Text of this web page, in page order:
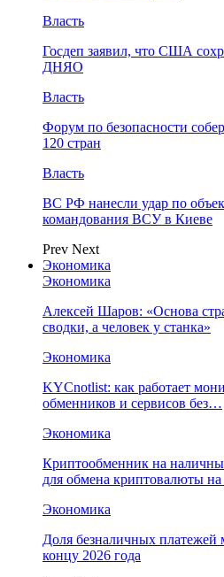
Власть
Госдеп заявил, что США
ДНЯО
Власть
Форум по безопасности
120 стран
Власть
ВС РФ нанесли удар по
командования ВСУ в Киеве
Prev Next
Экономика
Экономика
Алексей Шаров: «Основа
сводки, а человек у станка»
Экономика
KYCnotlist: как работает
обменников и сервисов без…
Экономика
Криптообменник на
для обмена криптовалюты на
Экономика
Доля безналичных платежей
концу 2026 года